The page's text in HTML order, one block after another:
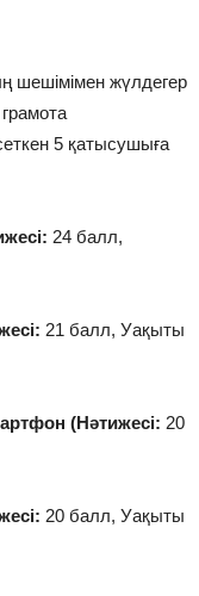
шешімімен жүлдегер
5 қатысушыға
24 балл,
21 балл, Уақыты
(Нәтижесі: 20
20 балл, Уақыты